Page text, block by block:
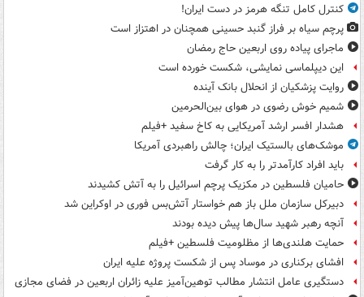
کنترل کامل تنگه هرمز در دست ایران!
پرچم سیاه بر فراز گنبد حسینی همچنان در اهتزاز است
ماجرای پیاده روی اربعین حاج رمضان
این دیپلماسی نمایشی، شکست خورده است
روایت پزشکیان از انحلال بانک آینده
شمیم خوش رضوی در هوای بین‌الحرمین
هشدار افسر ارشد آمریکایی به کاخ سفید +فیلم
موشک‌های بالستیک ایران؛ چالش راهبردی آمریکا
باید افراد کارآمدتر را به کار گرفت
حامیان فلسطین در مکزیک پرچم اسرائیل را به آتش کشیدند
دبیرکل سازمان ملل باز هم خواستار آتش‌بس فوری در اوکراین شد
آنچه رهبر شهید سال‌ها پیش دیده بودند
حمایت هلندی‌ها از مظلومیت فلسطین +فیلم
افشای برکناری در موساد پس از شکست پروژه علیه ایران
دستگیری عامل انتشار مطالب توهین‌آمیز علیه زائران اربعین در فضای مجازی